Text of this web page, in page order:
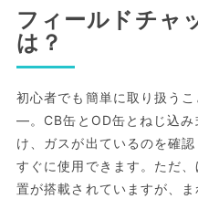
フィールドチャ
は？
初心者でも簡単に取り扱う
―。CB缶とOD缶とねじ込み
け、ガスが出ているのを確
すぐに使用できます。ただ
置が搭載されていますが、